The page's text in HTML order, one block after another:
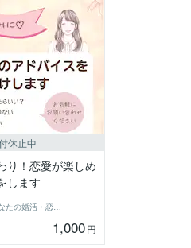
休止中
り！恋愛が楽しめ
します
1,000円